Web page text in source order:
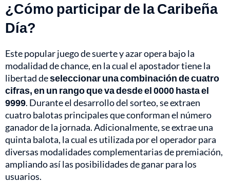
¿Cómo participar de la Caribeña
Día?
Este popular juego de suerte y azar opera bajo la
modalidad de chance, en la cual el apostador tiene la
libertad deseleccionar una combinación de cuatro
cifras, en un rango que va desde el 0000 hasta el
9999. Durante el desarrollo del sorteo, se extraen
cuatro balotas principales que conforman el número
ganador de la jornada. Adicionalmente, se extrae una
quinta balota, la cual es utilizada por el operador para
diversas modalidades complementarias de premiación,
ampliando así las posibilidades de ganar para los
usuarios.